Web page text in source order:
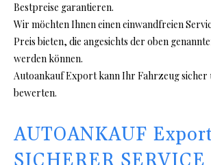
Bestpreise garantieren.
Wir möchten Ihnen einen einwandfreien
Preis bieten, die angesichts der oben
werden können.
Autoankauf Export kann Ihr Fahrzeug sicher
bewerten.
AUTOANKAUF